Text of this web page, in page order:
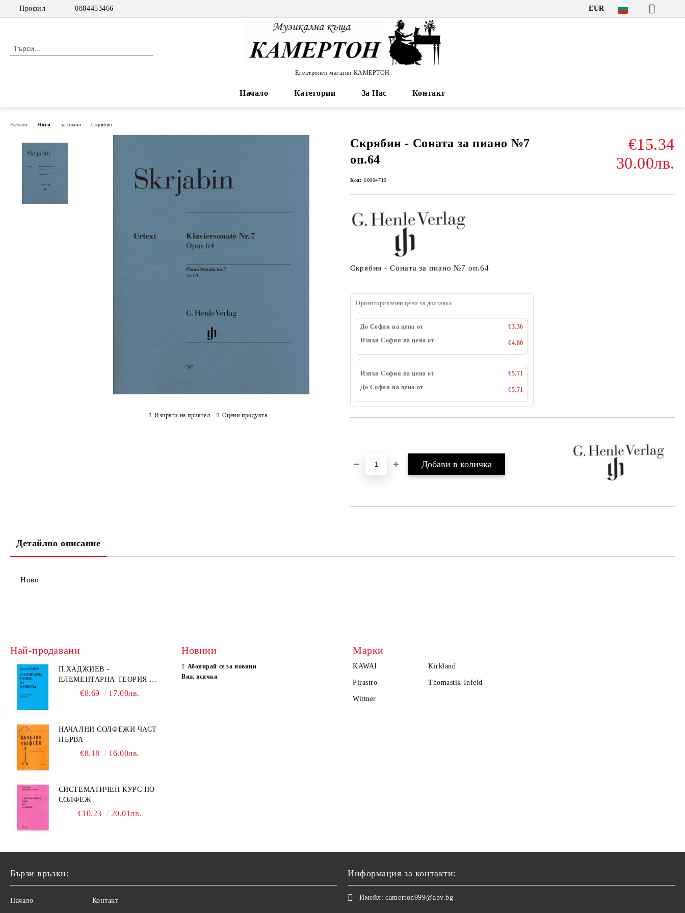
Профил 0884453466 EUR
Електронен магазин КАМЕРТОН
Начало Категории За Нас Контакт
Начало Ноти за пиано Скрябин
Скрябин - Соната за пиано №7
оп.64
€15.34
30.00лв.
Код: 00004719
Скрябин - Соната за пиано №7 оп.64
Ориентировъчни цени за доставка
До София на цена от
€3.36
Извън София на цена от
€4.80
Извън София на цена от
€5.71
До София на цена от
€5.71
Изпрати на приятел Оцени продукта
Детайлно описание
Ново
Най-продавани
П.ХАДЖИЕВ -
ЕЛЕМЕНТАРНА ТЕОРИЯ НА
МУЗИКАТА
€8.69 17.00лв.
НАЧАЛНИ СОЛФЕЖИ ЧАСТ
ПЪРВА
€8.18 16.00лв.
СИСТЕМАТИЧЕН КУРС ПО
СОЛФЕЖ
€10.23 20.01лв.
Новини
Абонирай се за новини
Виж всички
Марки
KAWAI Kirkland
Pirastro Thomastik Infeld
Wittner
Бързи връзки:
Начало Контакт
Информация за контакти:
Имейл: camerton999@abv.bg